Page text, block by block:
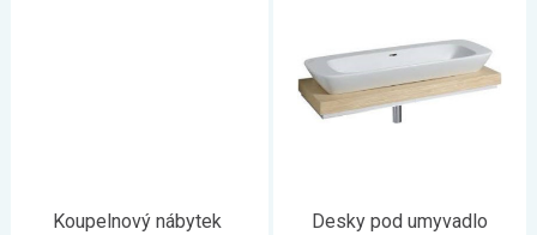
Koupelnový nábytek Desky pod umyvadlo